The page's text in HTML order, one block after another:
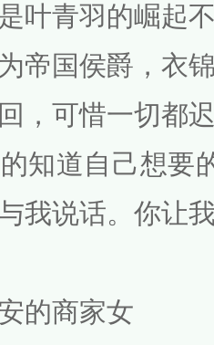
叶青羽的崛起
帝国侯爵，衣
，可惜一切都
知道自己想要
我说话。你
的商家女